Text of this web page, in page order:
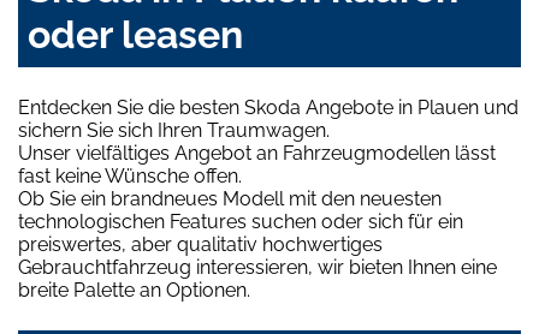
oder leasen
Entdecken Sie die besten Skoda Angebote in Plauen und
sichern Sie sich Ihren Traumwagen.
Unser vielfältiges Angebot an Fahrzeugmodellen lässt
fast keine Wünsche offen.
Ob Sie ein brandneues Modell mit den neuesten
technologischen Features suchen oder sich für ein
preiswertes, aber qualitativ hochwertiges
Gebrauchtfahrzeug interessieren, wir bieten Ihnen eine
breite Palette an Optionen.